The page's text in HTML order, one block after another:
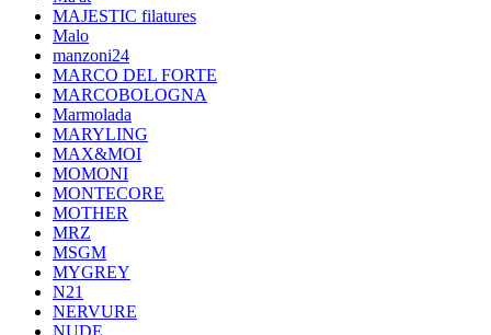
MAJESTIC filatures
Malo
manzoni24
MARCO DEL FORTE
MARCOBOLOGNA
Marmolada
MARYLING
MAX&MOI
MOMONI
MONTECORE
MOTHER
MRZ
MSGM
MYGREY
N21
NERVURE
NUDE